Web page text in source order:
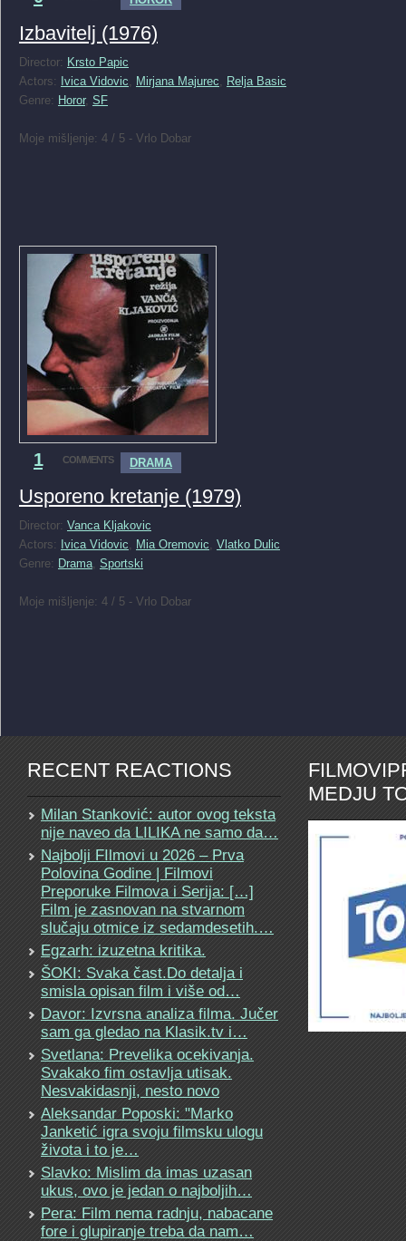
Izbavitelj (1976)
Director: Krsto Papic
Actors:
Ivica Vidovic, Mirjana Majurec, Relja Basic
Genre: Horor, SF
Moje mišljenje: 4 / 5 - Vrlo Dobar
1 COMMENTS DRAMA
Usporeno kretanje (1979)
Director: Vanca Kljakovic
Actors:
Ivica Vidovic, Mia Oremovic, Vlatko Dulic
Genre: Drama, Sportski
Moje mišljenje: 4 / 5 - Vrlo Dobar
RECENT REACTIONS
Milan Stanković: autor ovog teksta
nije naveo da LILIKA ne samo da…
Najbolji FIlmovi u 2026 – Prva
Polovina Godine | Filmovi
Preporuke Filmova i Serija: […]
Film je zasnovan na stvarnom
slučaju otmice iz sedamdesetih.…
Egzarh: izuzetna kritika.
ŠOKI: Svaka čast.Do detalja i
smisla opisan film i više od…
Davor: Izvrsna analiza filma. Jučer
sam ga gledao na Klasik.tv i…
Svetlana: Prevelika ocekivanja.
Svakako fim ostavlja utisak.
Nesvakidasnji, nesto novo
Aleksandar Poposki: "Marko
Janketić igra svoju filmsku ulogu
života i to je…
Slavko: Mislim da imas uzasan
ukus, ovo je jedan o najboljih…
Pera: Film nema radnju, nabacane
fore i glupiranje treba da nam…
MEDJU